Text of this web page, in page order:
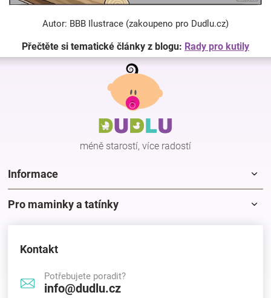
Autor: BBB Ilustrace (zakoupeno pro Dudlu.cz)
Přečtěte si tematické články z blogu: Rady pro kutily
Z
méně starostí, více radostí
Informace
Pro maminky a tatínky
Kontakt
Potřebujete poradit?
info@dudlu.cz